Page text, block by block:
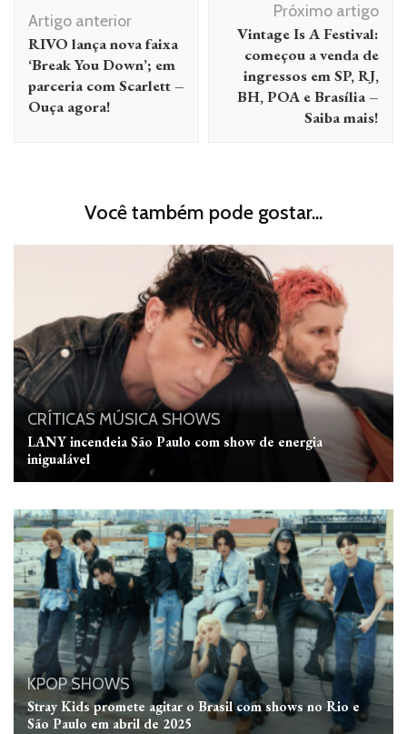
de
post
Artigo anterior
RIVO lança nova faixa
‘Break You Down’; em
parceria com Scarlett –
Ouça agora!
Próximo artigo
Vintage Is A Festival:
começou a venda de
ingressos em SP, RJ,
BH, POA e Brasília –
Saiba mais!
Você também pode gostar...
CRÍTICAS MÚSICA SHOWS
LANY incendeia São Paulo com show de energia
inigualável
KPOPSHOWS
Stray Kids promete agitar o Brasil com shows no Rio e
São Paulo em abril de 2025